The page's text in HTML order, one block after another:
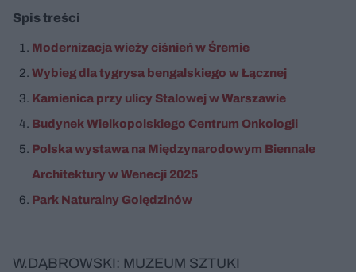
Spis treści
Modernizacja wieży ciśnień w Śremie
Wybieg dla tygrysa bengalskiego w Łącznej
Kamienica przy ulicy Stalowej w Warszawie
Budynek Wielkopolskiego Centrum Onkologii
Polska wystawa na Międzynarodowym Biennale
Architektury w Wenecji 2025
Park Naturalny Golędzinów
W.DĄBROWSKI: MUZEUM SZTUKI